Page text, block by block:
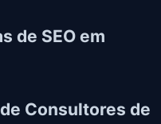
de SEO em
Consultores de